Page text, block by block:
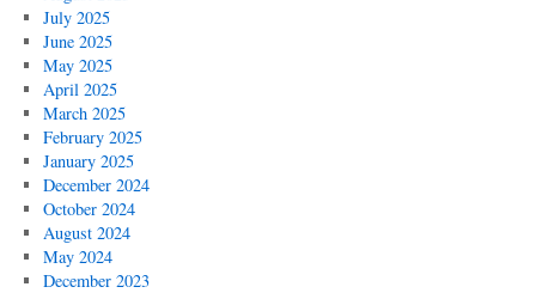
July 2025
June 2025
May 2025
April 2025
March 2025
February 2025
January 2025
December 2024
October 2024
August 2024
May 2024
December 2023